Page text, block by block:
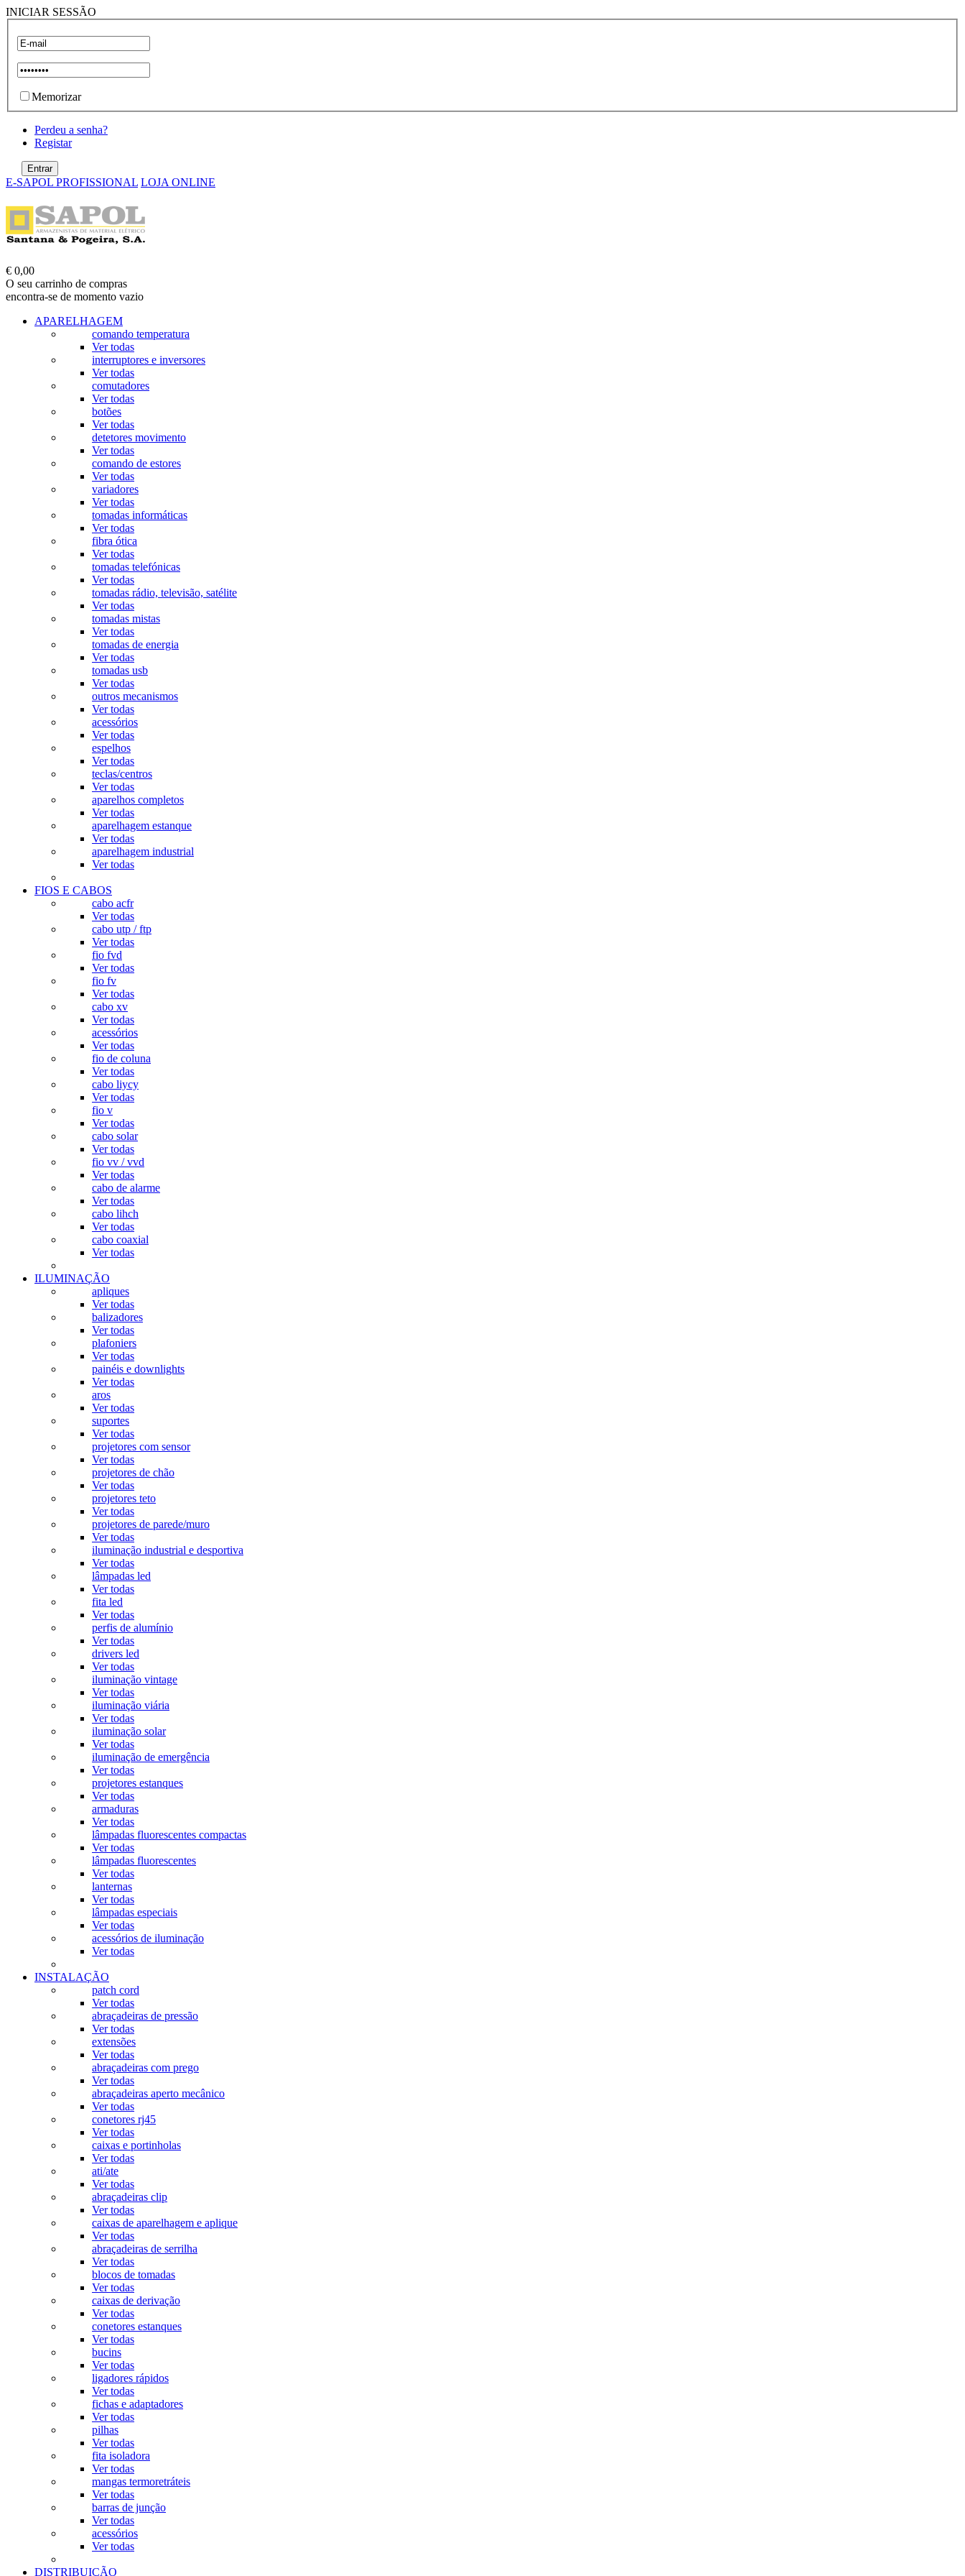
INICIAR SESSÃO
Memorizar
Perdeu a senha?
Registar
E-SAPOL PROFISSIONAL LOJA ONLINE
€ 0,00
O seu carrinho de compras
encontra-se de momento vazio
APARELHAGEM
comando temperatura
Ver todas
interruptores e inversores
Ver todas
comutadores
Ver todas
botões
Ver todas
detetores movimento
Ver todas
comando de estores
Ver todas
variadores
Ver todas
tomadas informáticas
Ver todas
fibra ótica
Ver todas
tomadas telefónicas
Ver todas
tomadas rádio, televisão, satélite
Ver todas
tomadas mistas
Ver todas
tomadas de energia
Ver todas
tomadas usb
Ver todas
outros mecanismos
Ver todas
acessórios
Ver todas
espelhos
Ver todas
teclas/centros
Ver todas
aparelhos completos
Ver todas
aparelhagem estanque
Ver todas
aparelhagem industrial
Ver todas
FIOS E CABOS
cabo acfr
Ver todas
cabo utp / ftp
Ver todas
fio fvd
Ver todas
fio fv
Ver todas
cabo xv
Ver todas
acessórios
Ver todas
fio de coluna
Ver todas
cabo liycy
Ver todas
fio v
Ver todas
cabo solar
Ver todas
fio vv / vvd
Ver todas
cabo de alarme
Ver todas
cabo lihch
Ver todas
cabo coaxial
Ver todas
ILUMINAÇÃO
apliques
Ver todas
balizadores
Ver todas
plafoniers
Ver todas
painéis e downlights
Ver todas
aros
Ver todas
suportes
Ver todas
projetores com sensor
Ver todas
projetores de chão
Ver todas
projetores teto
Ver todas
projetores de parede/muro
Ver todas
iluminação industrial e desportiva
Ver todas
lâmpadas led
Ver todas
fita led
Ver todas
perfis de alumínio
Ver todas
drivers led
Ver todas
iluminação vintage
Ver todas
iluminação viária
Ver todas
iluminação solar
Ver todas
iluminação de emergência
Ver todas
projetores estanques
Ver todas
armaduras
Ver todas
lâmpadas fluorescentes compactas
Ver todas
lâmpadas fluorescentes
Ver todas
lanternas
Ver todas
lâmpadas especiais
Ver todas
acessórios de iluminação
Ver todas
INSTALAÇÃO
patch cord
Ver todas
abraçadeiras de pressão
Ver todas
extensões
Ver todas
abraçadeiras com prego
Ver todas
abraçadeiras aperto mecânico
Ver todas
conetores rj45
Ver todas
caixas e portinholas
Ver todas
ati/ate
Ver todas
abraçadeiras clip
Ver todas
caixas de aparelhagem e aplique
Ver todas
abraçadeiras de serrilha
Ver todas
blocos de tomadas
Ver todas
caixas de derivação
Ver todas
conetores estanques
Ver todas
bucins
Ver todas
ligadores rápidos
Ver todas
fichas e adaptadores
Ver todas
pilhas
Ver todas
fita isoladora
Ver todas
mangas termoretráteis
Ver todas
barras de junção
Ver todas
acessórios
Ver todas
DISTRIBUIÇÃO